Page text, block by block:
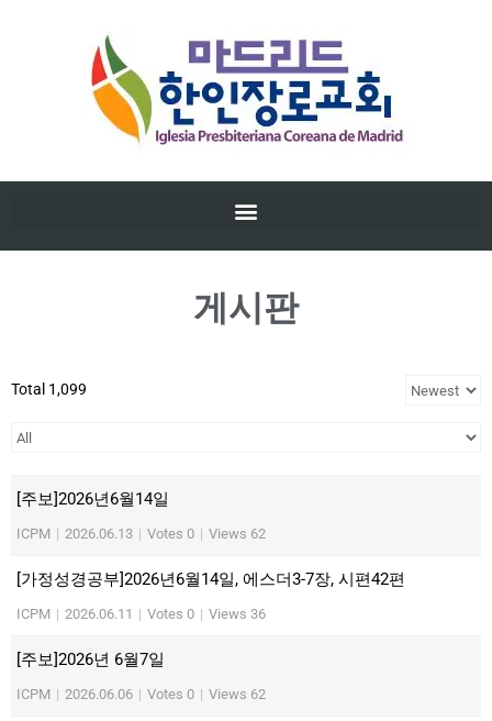
게시판
Total 1,099
[주보]2026년6월14일
ICPM | 2026.06.13 | Votes 0 | Views 62
[가정성경공부]2026년6월14일, 에스더3-7장, 시편42편
ICPM | 2026.06.11 | Votes 0 | Views 36
[주보]2026년 6월7일
ICPM | 2026.06.06 | Votes 0 | Views 62